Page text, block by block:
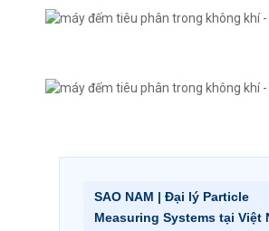
SAO NAM | Đại lý Particle
Measuring Systems tại Việt